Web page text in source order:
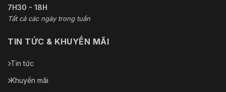
7H30 - 18H
Tất cả các ngày trong tuần
TIN TỨC & KHUYẾN MÃI
Tin tức
Khuyến mãi